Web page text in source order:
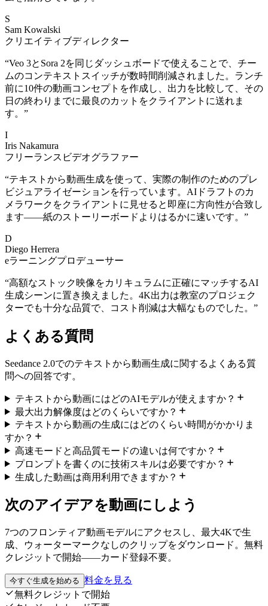
S
Sam Kowalski
クリエイティブディレクター
“Veo 3とSora 2を同じダッシュボードで使えることで、チー
ムのコンテキストスイッチが数時間削減されました。ランチ
前に10件の動画コンセプトを作成し、出力を比較して、その
日の終わりまでに最良のカットをクライアントに送れま
す。 ”
I
Iris Nakamura
フリーランスビデオグラファー
“テキストから動画生成を使って、実際の制作のためのプレ
ビジュアライゼーションを行っています。AIドラフトのカ
メラワークをクライアントに見せると即座に方向性が合致し
ます——紙のストーリーボードよりはるかに速いです。 ”
D
Diego Herrera
eラーニングプロデューサー
“高額なストック映像をカリキュラムに正確にマッチするAI
生成シーンに置き換えました。4K出力は教室のプロジェク
ターでも十分な品質で、コスト削減は大幅なものでした。 ”
よくある質問
Seedance 2.0でのテキストから動画生成に関するよくある質
問への回答です。
テキストから動画にはどのAIモデルが使えますか？
最大出力解像度はどのくらいですか？
テキストから動画の生成にはどのくらい時間がかかりま
すか？
高速モードと高品質モードの違いは何ですか？
プロンプトを書くのに技術スキルは必要ですか？
生成した動画は商用利用できますか？
次のアイデアを動画にしよう
7つのフロンティア動画モデルにアクセスし、最大4Kで生
成、ウォーターマークなしのクリップをダウンロード。無料
クレジットで開始——カード登録不要。
今すぐ生成を始める 料金を見る
無料クレジットで開始